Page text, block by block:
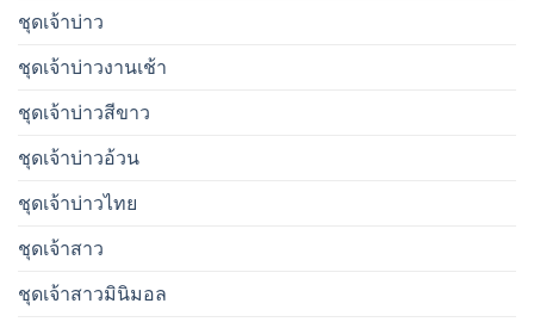
ชุดเจ้าบ่าว
ชุดเจ้าบ่าวงานเช้า
ชุดเจ้าบ่าวสีขาว
ชุดเจ้าบ่าวอ้วน
ชุดเจ้าบ่าวไทย
ชุดเจ้าสาว
ชุดเจ้าสาวมินิมอล